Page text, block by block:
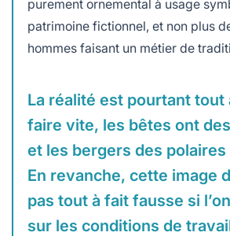
purement ornemental à usage
patrimoine fictionnel, et non plus
hommes faisant un métier de
La réalité est pourtant tout
faire vite, les bêtes ont
et les bergers des
En revanche, cette image
pas tout à fait fausse si
sur les conditions de